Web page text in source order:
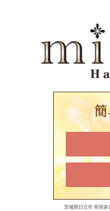
茨城県日立市 常陸